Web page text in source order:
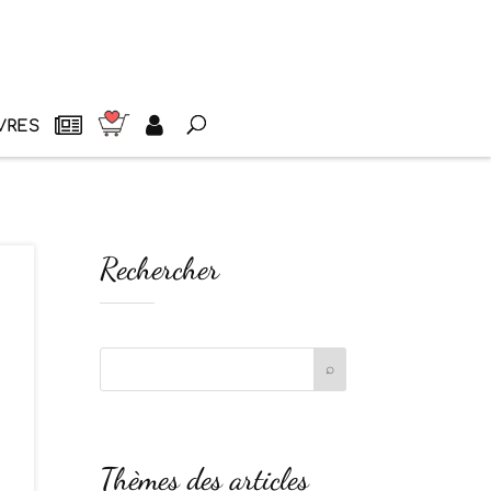
Rechercher
Thèmes des articles